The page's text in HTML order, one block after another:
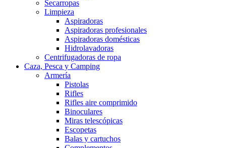
Secarropas
Limpieza
Aspiradoras
Aspiradoras profesionales
Aspiradoras domésticas
Hidrolavadoras
Centrifugadoras de ropa
Caza, Pesca y Camping
Armería
Pistolas
Rifles
Rifles aire comprimido
Binoculares
Miras telescópicas
Escopetas
Balas y cartuchos